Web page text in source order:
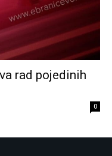
rad pojedinih
0